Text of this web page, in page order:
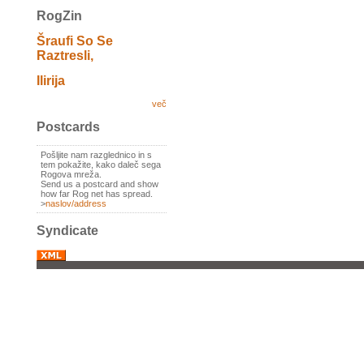
RogZin
Šraufi So Se
Raztresli,
Ilirija
več
Postcards
Pošljite nam razglednico in s
tem pokažite, kako daleč sega
Rogova mreža.
Send us a postcard and show
how far Rog net has spread.
>naslov/address
Syndicate